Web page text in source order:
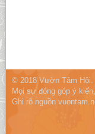
© 2018 Vườn Tâm
Mọi sự đóng góp ý
Ghi rõ nguồn